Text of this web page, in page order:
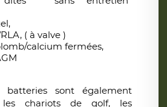
( à valve )
calcium fermées,
sont également
les chariots de golf, les